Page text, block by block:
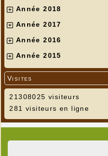
Année 2018
Année 2017
Année 2016
Année 2015
Visites
21308025 visiteurs
281 visiteurs en ligne